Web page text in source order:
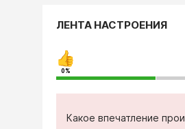
ЛЕНТА НАСТРОЕНИЯ
0%
Какое впечатление